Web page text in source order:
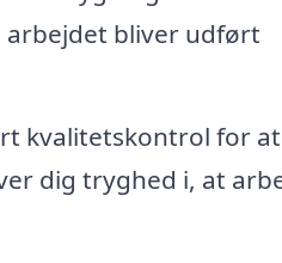
bliver udført
kvalitetskontrol for at
dig tryghed i, at